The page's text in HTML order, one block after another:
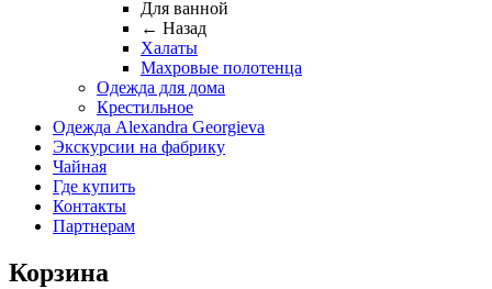
Для ванной
← Назад
Халаты
Махровые полотенца
Одежда для дома
Крестильное
Одежда Alexandra Georgieva
Экскурсии на фабрику
Чайная
Где купить
Контакты
Партнерам
Корзина